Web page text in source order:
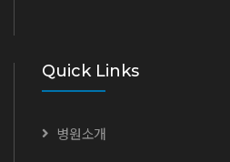
Quick Links
병원소개